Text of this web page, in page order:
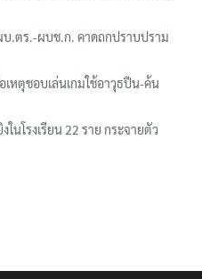
.ตร.-ผบช.ก. คาดถกปราบปราม
หตุชอบเล่นเกมใช้อาวุธปืน-ค้น
นโรงเรียน 22 ราย กระจายตัว